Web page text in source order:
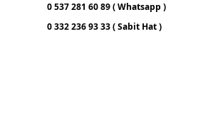
0 537 281 60 89 ( Whatsapp )
0 332 236 93 33 ( Sabit Hat )